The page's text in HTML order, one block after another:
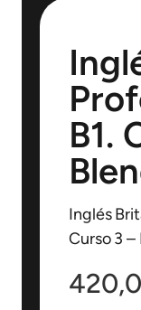
B1.
Inglés
Curso 3 –